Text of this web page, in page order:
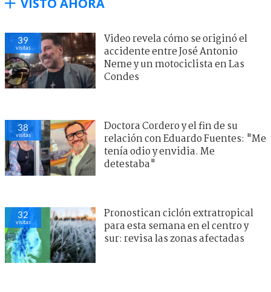
39
visitas
Video revela cómo se originó el
accidente entre José Antonio
Neme y un motociclista en Las
Condes
38
visitas
Doctora Cordero y el fin de su
relación con Eduardo Fuentes: "Me
tenía odio y envidia. Me
detestaba"
32
visitas
Pronostican ciclón extratropical
para esta semana en el centro y
sur: revisa las zonas afectadas